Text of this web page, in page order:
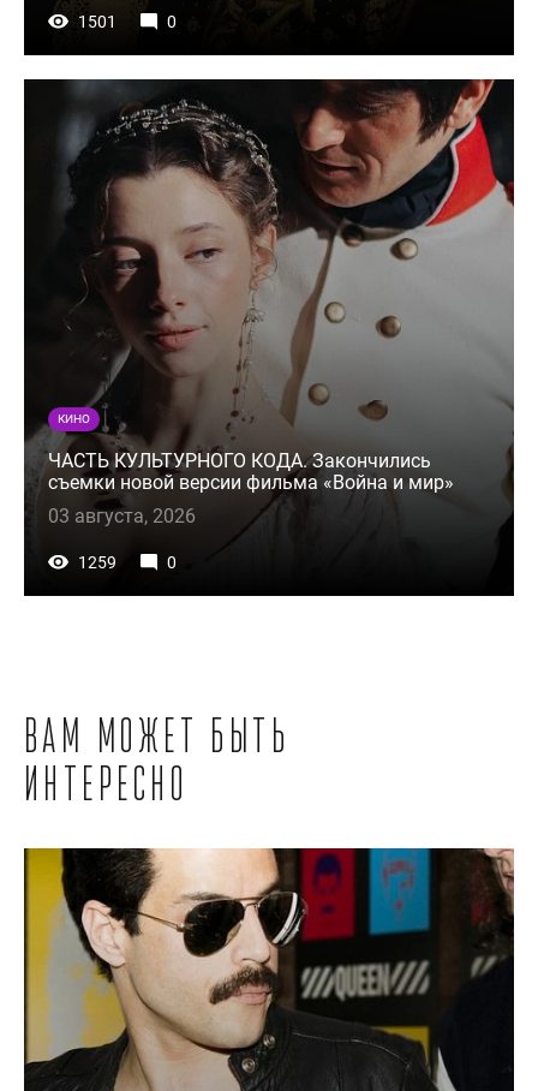
1501 0
КИНО
ЧАСТЬ КУЛЬТУРНОГО КОДА. Закончились
съемки новой версии фильма «Война и мир»
03 августа, 2026
1259 0
Вам может быть
интересно